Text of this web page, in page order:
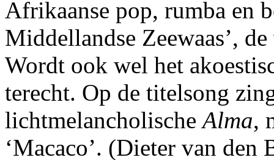
Afrikaanse pop, rumba en
Middellandse Zeewaas’,
Wordt ook wel het
terecht. Op de titelsong
lichtmelancholischeAlma,
‘Macaco’. (Dieter van den